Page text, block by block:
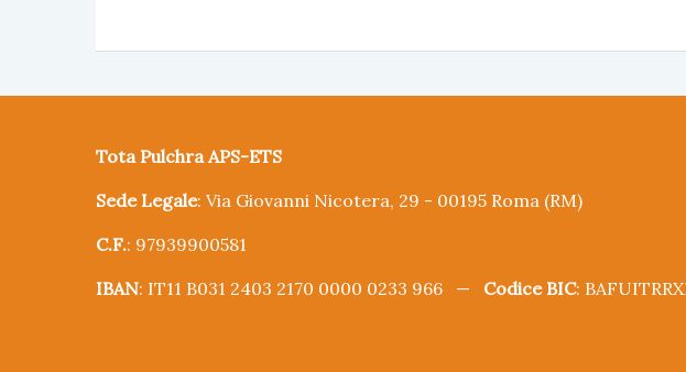
Tota Pulchra APS-ETS
Sede Legale: Via Giovanni Nicotera, 29 - 00195 Roma (RM)
C.F.: 97939900581
IBAN: IT11 B031 2403 2170 0000 0233 966 — Codice BIC: